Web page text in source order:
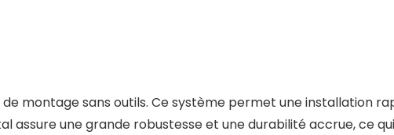
de montage sans outils. Ce système permet une installation
assure une grande robustesse et une durabilité accrue, ce